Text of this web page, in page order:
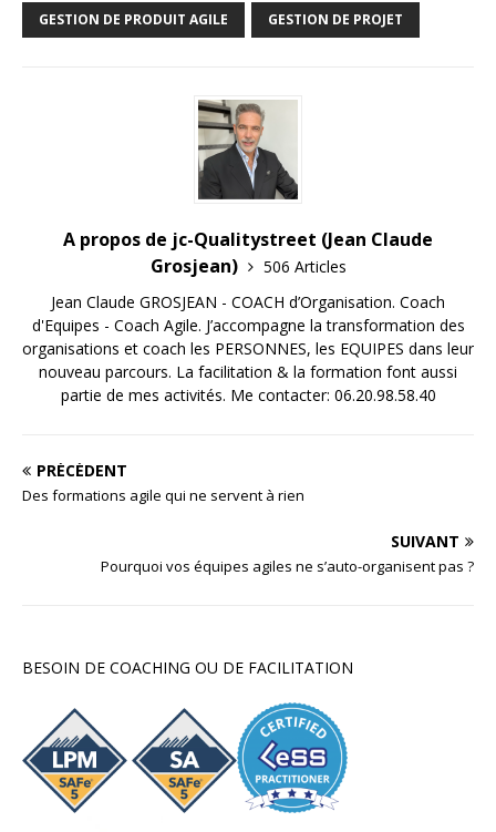
GESTION DE PRODUIT AGILE GESTION DE PROJET
A propos de jc-Qualitystreet (Jean Claude
Grosjean)
506 Articles
Jean Claude GROSJEAN - COACH d’Organisation. Coach
d'Equipes - Coach Agile. J’accompagne la transformation des
organisations et coach les PERSONNES, les EQUIPES dans leur
nouveau parcours. La facilitation & la formation font aussi
partie de mes activités. Me contacter: 06.20.98.58.40
PRÉCÉDENT
Des formations agile qui ne servent à rien
SUIVANT
Pourquoi vos équipes agiles ne s’auto-organisent pas ?
BESOIN DE COACHING OU DE FACILITATION